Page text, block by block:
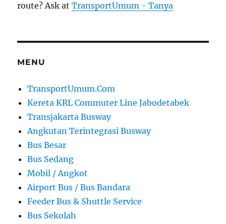
route? Ask atTransportUmum - Tanya
MENU
TransportUmum.Com
Kereta KRL Commuter Line Jabodetabek
Transjakarta Busway
Angkutan Terintegrasi Busway
Bus Besar
Bus Sedang
Mobil / Angkot
Airport Bus / Bus Bandara
Feeder Bus & Shuttle Service
Bus Sekolah